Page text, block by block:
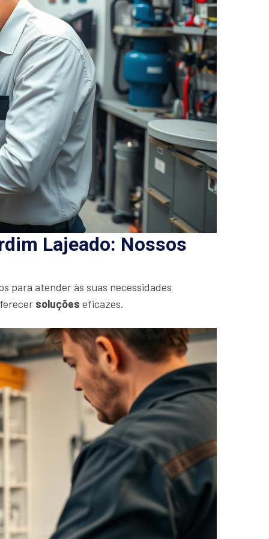
Lajeado: Nossos
para atender às suas necessidades
soluções eficazes.